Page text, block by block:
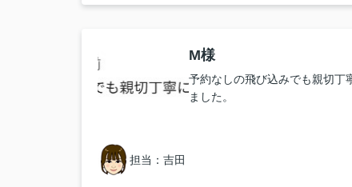
M様
予約なしの飛び込みでも親切丁
ました。
担当：吉田